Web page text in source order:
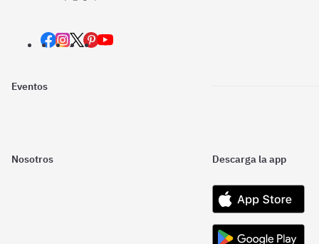
Eventos
Nosotros Descarga la app